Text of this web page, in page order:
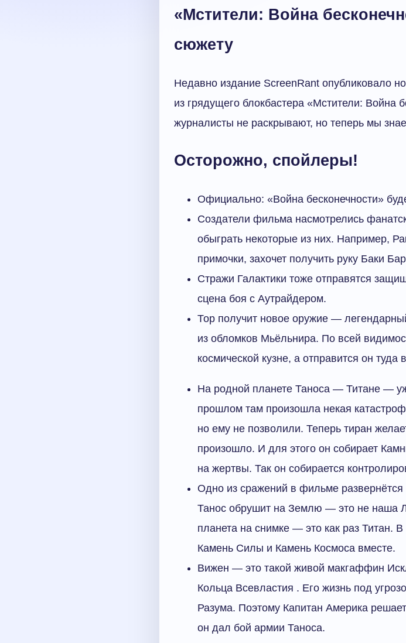
«Мстители: Война
сюжету
Недавно издание ScreenRant опубликовало
из грядущего блокбастера «Мстители: Война
журналисты не раскрывают, но теперь мы
Осторожно, спойлеры!
Официально: «Война бесконечности»
Создатели фильма насмотрелись
обыграть некоторые из них. Например,
примочки, захочет получить руку Баки
Стражи Галактики тоже отправятся
сцена боя с Аутрайдером.
Тор получит новое оружие —
из обломков Мьёльнира. По всей
космической кузне, а отправится он туда
На родной планете Таноса — Титане —
прошлом там произошла некая
но ему не позволили. Теперь тиран
произошло. И для этого он собирает
на жертвы. Так он собирается
Одно из сражений в фильме развернётся
Танос обрушит на Землю — это не наша
планета на снимке — это как раз Титан.
Камень Силы и Камень Космоса вместе.
Вижен — это такой живой макгаффин
Кольца Всевластия . Его жизнь под
Разума. Поэтому Капитан Америка
он дал бой армии Таноса.